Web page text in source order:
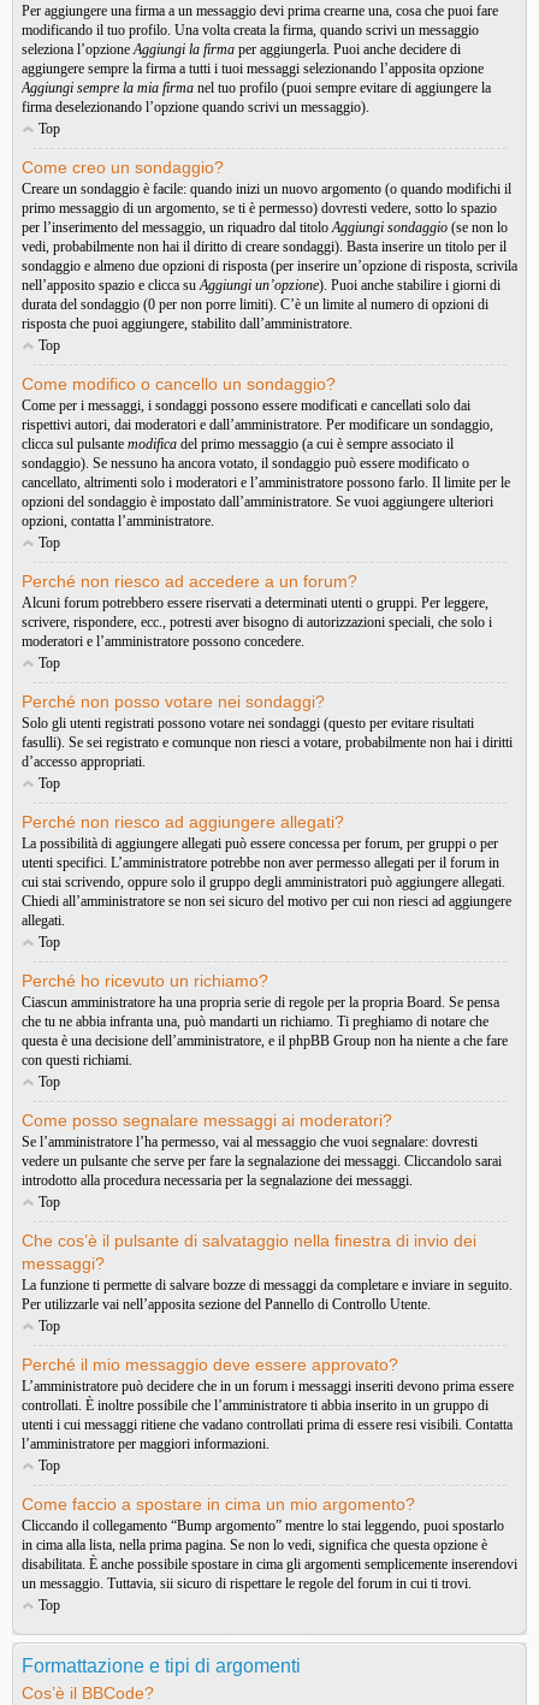
Per aggiungere una firma a un messaggio devi prima crearne una, cosa che puoi fare
modificando il tuo profilo. Una volta creata la firma, quando scrivi un messaggio
seleziona l’opzioneAggiungi la firma per aggiungerla. Puoi anche decidere di
aggiungere sempre la firma a tutti i tuoi messaggi selezionando l’apposita opzione
Aggiungi sempre la mia firma nel tuo profilo (puoi sempre evitare di aggiungere la
firma deselezionando l’opzione quando scrivi un messaggio).
Top
Come creo un sondaggio?
Creare un sondaggio è facile: quando inizi un nuovo argomento (o quando modifichi il
primo messaggio di un argomento, se ti è permesso) dovresti vedere, sotto lo spazio
per l’inserimento del messaggio, un riquadro dal titoloAggiungi sondaggio (se non lo
vedi, probabilmente non hai il diritto di creare sondaggi). Basta inserire un titolo per il
sondaggio e almeno due opzioni di risposta (per inserire un’opzione di risposta, scrivila
nell’apposito spazio e clicca suAggiungi un’opzione). Puoi anche stabilire i giorni di
durata del sondaggio (0 per non porre limiti). C’è un limite al numero di opzioni di
risposta che puoi aggiungere, stabilito dall’amministratore.
Top
Come modifico o cancello un sondaggio?
Come per i messaggi, i sondaggi possono essere modificati e cancellati solo dai
rispettivi autori, dai moderatori e dall’amministratore. Per modificare un sondaggio,
clicca sul pulsante modifica del primo messaggio (a cui è sempre associato il
sondaggio). Se nessuno ha ancora votato, il sondaggio può essere modificato o
cancellato, altrimenti solo i moderatori e l’amministratore possono farlo. Il limite per le
opzioni del sondaggio è impostato dall’amministratore. Se vuoi aggiungere ulteriori
opzioni, contatta l’amministratore.
Top
Perché non riesco ad accedere a un forum?
Alcuni forum potrebbero essere riservati a determinati utenti o gruppi. Per leggere,
scrivere, rispondere, ecc., potresti aver bisogno di autorizzazioni speciali, che solo i
moderatori e l’amministratore possono concedere.
Top
Perché non posso votare nei sondaggi?
Solo gli utenti registrati possono votare nei sondaggi (questo per evitare risultati
fasulli). Se sei registrato e comunque non riesci a votare, probabilmente non hai i diritti
d’accesso appropriati.
Top
Perché non riesco ad aggiungere allegati?
La possibilità di aggiungere allegati può essere concessa per forum, per gruppi o per
utenti specifici. L’amministratore potrebbe non aver permesso allegati per il forum in
cui stai scrivendo, oppure solo il gruppo degli amministratori può aggiungere allegati.
Chiedi all’amministratore se non sei sicuro del motivo per cui non riesci ad aggiungere
allegati.
Top
Perché ho ricevuto un richiamo?
Ciascun amministratore ha una propria serie di regole per la propria Board. Se pensa
che tu ne abbia infranta una, può mandarti un richiamo. Ti preghiamo di notare che
questa è una decisione dell’amministratore, e il phpBB Group non ha niente a che fare
con questi richiami.
Top
Come posso segnalare messaggi ai moderatori?
Se l’amministratore l’ha permesso, vai al messaggio che vuoi segnalare: dovresti
vedere un pulsante che serve per fare la segnalazione dei messaggi. Cliccandolo sarai
introdotto alla procedura necessaria per la segnalazione dei messaggi.
Top
Che cos’è il pulsante di salvataggio nella finestra di invio dei
messaggi?
La funzione ti permette di salvare bozze di messaggi da completare e inviare in seguito.
Per utilizzarle vai nell’apposita sezione del Pannello di Controllo Utente.
Top
Perché il mio messaggio deve essere approvato?
L’amministratore può decidere che in un forum i messaggi inseriti devono prima essere
controllati. È inoltre possibile che l’amministratore ti abbia inserito in un gruppo di
utenti i cui messaggi ritiene che vadano controllati prima di essere resi visibili. Contatta
l’amministratore per maggiori informazioni.
Top
Come faccio a spostare in cima un mio argomento?
Cliccando il collegamento “Bump argomento” mentre lo stai leggendo, puoi spostarlo
in cima alla lista, nella prima pagina. Se non lo vedi, significa che questa opzione è
disabilitata. È anche possibile spostare in cima gli argomenti semplicemente inserendovi
un messaggio. Tuttavia, sii sicuro di rispettare le regole del forum in cui ti trovi.
Top
Formattazione e tipi di argomenti
Cos’è il BBCode?